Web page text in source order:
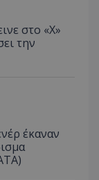
στο «Χ»
την
έκαναν